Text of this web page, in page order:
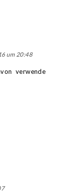
um 20:48
verwende